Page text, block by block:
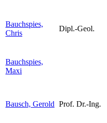
Bauchspies,
Chris
Dipl.-Geol.
Bauchspies,
Maxi
Bausch, Gerold Prof. Dr.-Ing.